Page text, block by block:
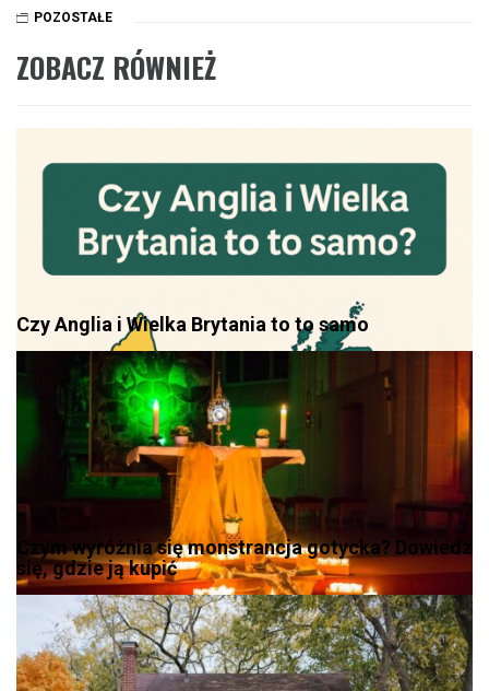
POZOSTAŁE
ZOBACZ RÓWNIEŻ
Czy Anglia i Wielka Brytania to to samo
Czym wyróżnia się monstrancja gotycka? Dowiedz
się, gdzie ją kupić